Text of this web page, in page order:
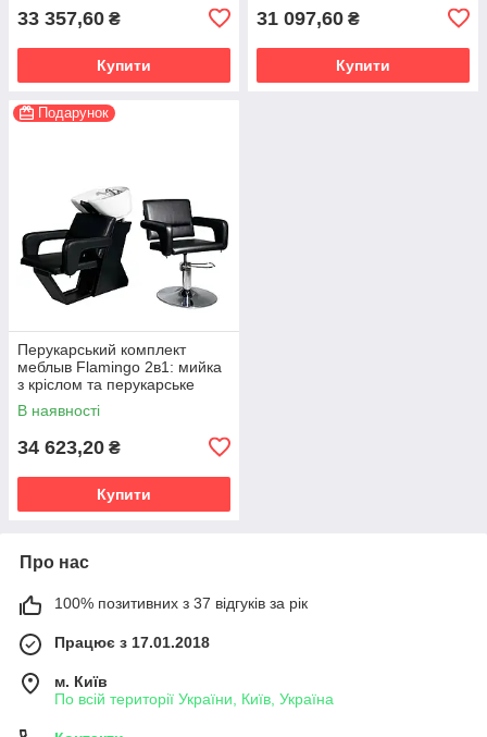
33 357,60 ₴
Купити
31 097,60 ₴
Купити
Подарунок
Перукарський комплект
меблыв Flamingo 2в1: мийка
з кріслом та перукарське
гідравлічне крісло
В наявності
34 623,20 ₴
Купити
Про нас
100% позитивних з 37 відгуків за рік
Працює з 17.01.2018
м. Київ
По всій території України, Київ, Україна